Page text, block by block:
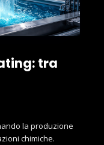
tra
la produzione
chimiche.